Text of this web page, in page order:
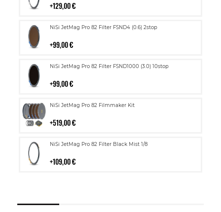
129,00 €
NiSi JetMag Pro 82 Filter FSND4 (0.6) 2stop
99,00 €
Lisää
NiSi JetMag Pro 82 Filter FSND1000 (3.0) 10stop
99,00 €
Lisää
NiSi JetMag Pro 82 Filmmaker Kit
519,00 €
Lisää
NiSi JetMag Pro 82 Filter Black Mist 1/8
109,00 €
Lisää